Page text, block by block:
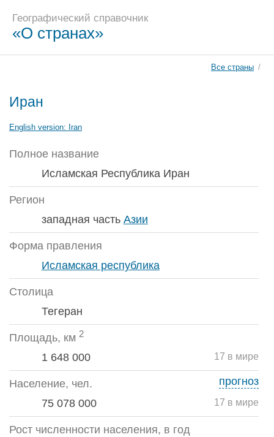
Географический справочник
«О странах»
Все страны /
Иран
English version: Iran
Полное название
Исламская Республика Иран
Регион
западная часть Азии
Форма правления
Исламская республика
Столица
Тегеран
Площадь, км 2
17 в мире
1 648 000
Население, чел.
17 в мире
75 078 000
прогноз
Рост численности населения, в год